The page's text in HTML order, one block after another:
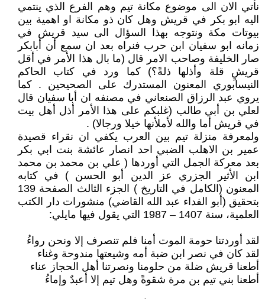
نأتي الان الى موضوع مكانة تيم وهم الفرع الذي ينتمي
اليه ابو بكر في قريش وهل كان ذو مكانة او اهمية بين
بيوتات مكة ونتوجه بهذا السؤال الى سيد قريش في
زمانه ابو سفيان ابن حرب فنراه بعد ان سمع أن أبابكر
صار الخليفة وصاحب الامر قال (ما بال هذا الأمر في أقل
قريشٍ قلة وأذلها ذلةً؟) كما ورد في كتاب الحاكم
النيسابوري المعنون المستدرك على الصحيحين . كما
يروي عبد الرزاق الصنعاني في مصنفه ان أبا سفيان قال
لعلي بن أبي طالب (غلبكم على هذا الأمر أذل أهل بيت
في قريش أما والله لأملأنها خيلا ورجالا) .
ولمعرفة منزلة تيم بين العرب يكفي ان نقراء قصيدة
عمير بن الاهلب الضبي احد انصار عائشة بنت ابي بكر
بعد معركة الجمل التي أوردها ( علي بن محمد بن محمد
ابن الأثير الجزري عز الدين أبو الحسن ) في كتابه
المعنون (الكامل في التاريخ ) الجزء الثالث الصفحة 139
بتحقيق (أبو الفداء عبد الله القاضي) منشورات دار الكتب
العلمية، سنة 1407 – 1987 التي يقول فيها مايلي:
لقد أوردتنا حومة الموت أمنا فلم تنصرف إلا ونحن رواءُ
لقد كان في نصر ابن ضبة أمه وشيعتها مندوحة وغناء
أطعنا قريش ضلة من حلومنا ونصرتنا أهل الحجاز عناء
أطعنا بني تيم بن مرة شقوةً وهل تيم إلا أعبدٌ وإماءُ